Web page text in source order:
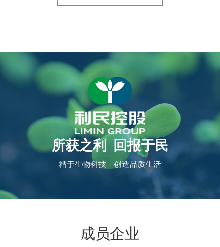
所获之利 回报于民
精于生物科技，创造品质生活
成员企业